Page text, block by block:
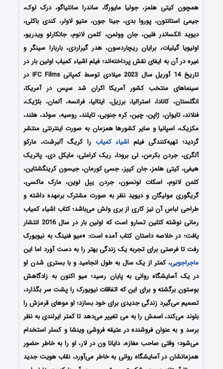
همچون کیتی هلمز، جولیا مایورگا، ساندرا سانتیاگو، درک لوک،
جیمی استانتون، پوروا بدی، جینا جون، متیو لاولر، کندی باکلی،
دیوید الکساندر فلین، جان وولمن، کلمن لانوم، جانکارلو ویدریو،
اولیویا گیلیات، برایان ریچاردسون، هدر گیراردی، باربارا سینگر و
غیره در آن به ایفای نقش پرداخته‌اند؛ فیلم اشیاء کمیاب اولین بار در
تاریخ 14 آوریل سال 2023 میلادی توسط کمپانی IFC Films در
سینماهای منتخب کشور آمریکا اکران شد سپس در آمریکا،
انگلستان، کانادا، استرالیا، برزیل، ایتالیا، فرانسه، آلمان، بلژیک،
فنلاند، تایوان، ژاپن، چین، کره جنوبی، تایلند، روسیه، سوئد، هلند،
مکزیک، اسپانیا و سایر کشورها همزمان به صورت اینترنتی منتشر
گردید؛ تهیه‌کنندگی فیلم اشیاء کمیاب را کریگ آلبرشت، مارکو
آلگری، جردن بکرمن، لی برودا، ریک کراملی، مایکل دی، پاتریک
هیفی، کیتی هلمز، جان کییز، جسی کورمان، جیسون کرینگشتاین،
کلمن لانوم، اسکات لونسون، جردن ییل لوین، مارک ماکسی،
گریگوری مولیگان و دیوید نظر به صورت مشترک برعهده داشته و
طراحی لباس آن نیز کاری از بری ولش می‌باشد؛ کتاب اشیاء کمیاب
رمانی نوشته کتلین تسارو است که اولین بار در سال 2016 انتشار
یافت؛ در خلاصه داستان کتاب آمده است: «میو فنینگ به نیویورک
رفت تا فرصتی برای تجربه یک زندگی بهتر را به دست آورد اما این
ماجراجویی، کمتر از یک سال به طول انجامید و با بستری شدن او
در یک آسایشگاه روانی به پایان رسید؛ میو اکنون به زادگاهش
بوستون برگشته و برای این که اتفاقات نیویورک را پشت سر بگذارد،
تصمیم می‌گیرد زندگی جدیدی برای خود بسازد؛ او موهای قرمزش را
بلوند می‌کند، اسمش را به می تغییر می‌دهد تا کمتر ایرلندی به نظر
برسد و به عنوان فروشنده در عتیقه فروشی وینشا و کسلر استخدام
می‌شود؛ وقتی صاحب مغازه، دایانا ون در لار، او را به خاطر حضور
همزمانشان در آسایشگاه روانی به خاطر می‌آورد، نقاب هویت جدید